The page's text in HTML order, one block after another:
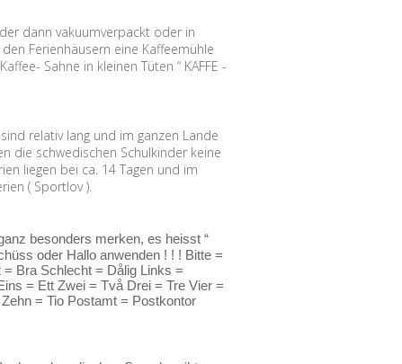
dann vakuumverpackt oder in
Ferienhäusern eine Kaffeemühle
Sahne in kleinen Tüten “ KAFFE -
relativ lang und im ganzen Lande
die schwedischen Schulkinder keine
liegen bei ca. 14 Tagen und im
( Sportlov ).
besonders merken, es heisst “
oder Hallo anwenden ! ! ! Bitte =
Bra Schlecht = Dålig Links =
= Ett Zwei = Två Drei = Tre Vier =
= Tio Postamt = Postkontor